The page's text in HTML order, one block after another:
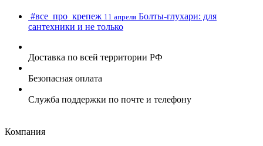
#все_про_крепеж 11 апреля Болты-глухари: для
сантехники и не только
Доставка по всей территории РФ
Безопасная оплата
Служба поддержки по почте и телефону
Компания